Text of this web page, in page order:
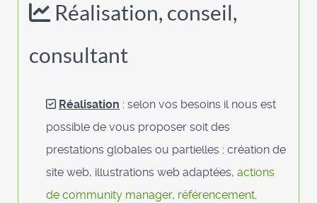
Réalisation, conseil,
consultant
Réalisation : selon vos besoins il nous est
possible de vous proposer soit des
prestations globales ou partielles : création de
site web, illustrations web adaptées, actions
de community manager, référencement.